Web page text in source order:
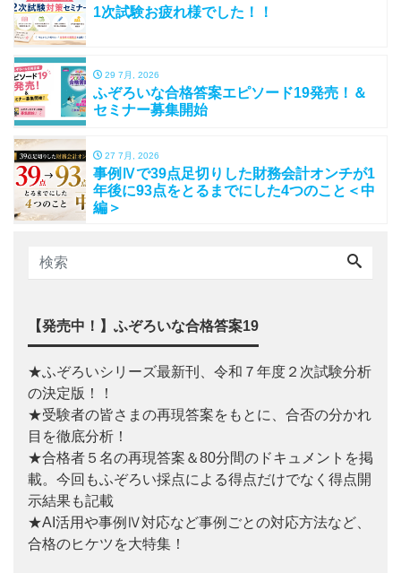
1次試験お疲れ様でした！！
29 7月, 2026
ふぞろいな合格答案エピソード19発売！＆
セミナー募集開始
27 7月, 2026
事例Ⅳで39点足切りした財務会計オンチが1
年後に93点をとるまでにした4つのこと＜中
編＞
【発売中！】ふぞろいな合格答案19
★ふぞろいシリーズ最新刊、令和７年度２次試験分析
の決定版！！
★受験者の皆さまの再現答案をもとに、合否の分かれ
目を徹底分析！
★合格者５名の再現答案＆80分間のドキュメントを掲
載。今回もふぞろい採点による得点だけでなく得点開
示結果も記載
★AI活用や事例Ⅳ対応など事例ごとの対応方法など、
合格のヒケツを大特集！